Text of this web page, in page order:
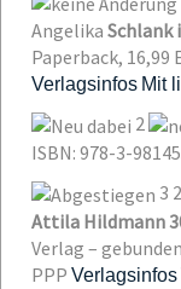
Angelika Schlank
Paperback, 16,99
Verlagsinfos Mit
2
ISBN: 978-3-
3 2
Attila Hildmann
Verlag –
PPP Verlagsinfos